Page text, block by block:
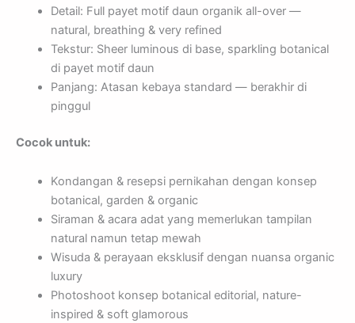
Detail: Full payet motif daun organik all-over —
natural, breathing & very refined
Tekstur: Sheer luminous di base, sparkling botanical
di payet motif daun
Panjang: Atasan kebaya standard — berakhir di
pinggul
Cocok untuk:
Kondangan & resepsi pernikahan dengan konsep
botanical, garden & organic
Siraman & acara adat yang memerlukan tampilan
natural namun tetap mewah
Wisuda & perayaan eksklusif dengan nuansa organic
luxury
Photoshoot konsep botanical editorial, nature-
inspired & soft glamorous